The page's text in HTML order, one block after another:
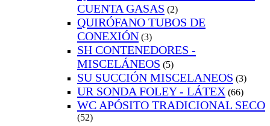
CUENTA GASAS (2)
QUIRÓFANO TUBOS DE
CONEXIÓN (3)
SH CONTENEDORES -
MISCELÁNEOS (5)
SU SUCCIÓN MISCELANEOS (3)
UR SONDA FOLEY - LÁTEX (66)
WC APÓSITO TRADICIONAL SECO
(52)